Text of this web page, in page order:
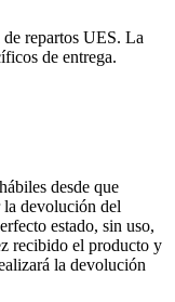
repartos UES. La
de entrega.
desde que
la devolución del
estado, sin uso,
recibido el producto y
la devolución